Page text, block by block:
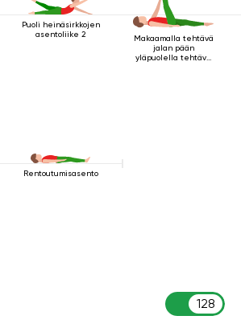
Puoli heinäsirkkojen
asentoliike 2
Makaamalla tehtävä
jalan pään
yläpuolella tehtävä
Rentoutumisasento
128